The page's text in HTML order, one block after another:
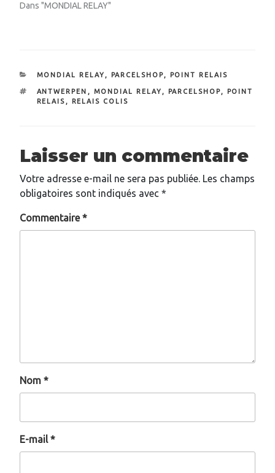
Dans "MONDIAL RELAY"
CATÉGORIES
MONDIAL RELAY, PARCELSHOP, POINT RELAIS
ÉTIQUETTES
ANTWERPEN , MONDIAL RELAY, PARCELSHOP,
POINT
RELAIS, RELAIS COLIS
Laisser un commentaire
Votre adresse e-mail ne sera pas publiée. Les champs
obligatoires sont indiqués avec *
Commentaire*
Nom *
E-mail*